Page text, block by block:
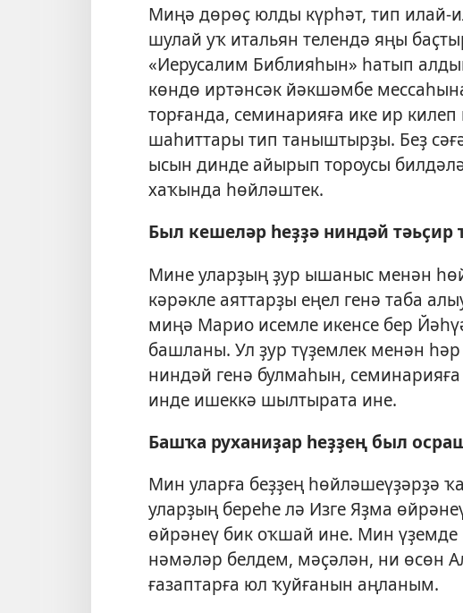
Миңә дөрөҫ юлды күрһәт, тип
шулай уҡ итальян телендә яңы
«Иерусалим Библияһын» һатып
көндө иртәнсәк йәкшәмбе
торғанда, семинарияға ике ир
шаһиттары тип таныштырҙы. Беҙ
ысын динде айырып тороусы
хаҡында һөйләштек.
Был кешеләр һеҙҙә ниндәй тәьҫир
Мине уларҙың ҙур ышаныс менән
кәрәкле аяттарҙы еңел генә таба
миңә Марио исемле икенсе бер
башланы. Ул ҙур түҙемлек менән
ниндәй генә булмаһын, семинарияға
инде ишеккә шылтырата ине.
Башҡа руханиҙар һеҙҙең был
Мин уларға беҙҙең һөйләшеүҙәрҙә
уларҙың береһе лә Изге Яҙма
өйрәнеү бик оҡшай ине. Мин үҙемде
нәмәләр белдем, мәҫәлән, ни өсөн
ғазаптарға юл ҡуйғанын аңланым.